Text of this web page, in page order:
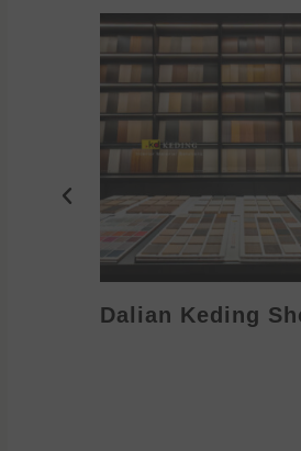
Dalian Keding